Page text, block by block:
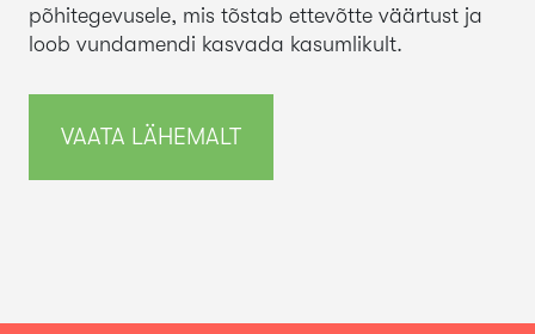
põhitegevusele, mis tõstab ettevõtte väärtust ja
loob vundamendi kasvada kasumlikult.
VAATA LÄHEMALT